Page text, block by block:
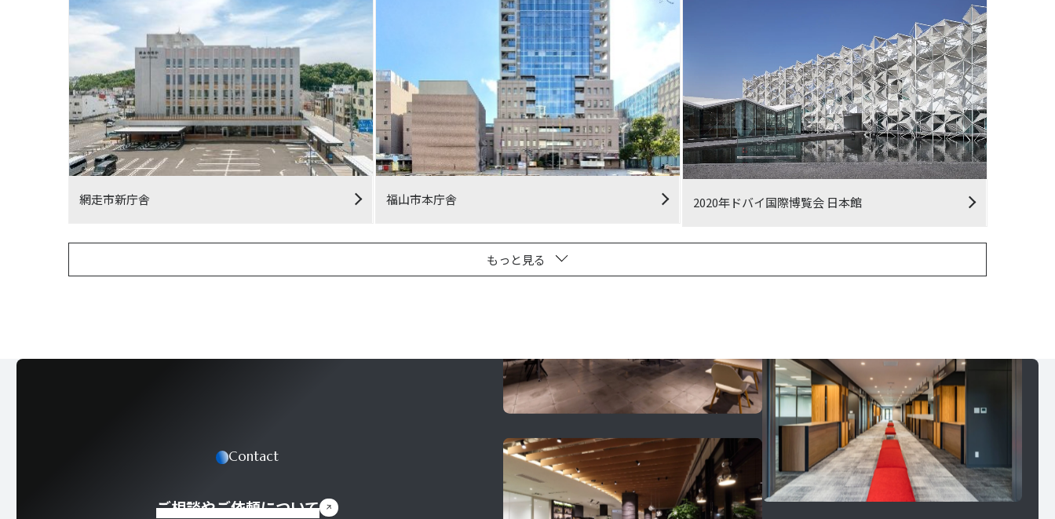
網走市新庁舎 福山市本庁舎 2020年ドバイ国際博覧会 日本館
もっと見る
Contact
ご相談やご依頼について